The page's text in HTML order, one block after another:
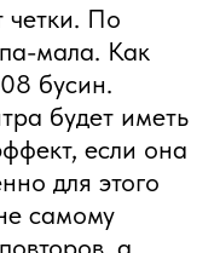
четки. По
мала. Как
бусин.
будет иметь
если она
для этого
самому
а